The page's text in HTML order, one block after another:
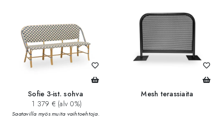
Sofie 3-ist. sohva
1 379 € (alv 0%)
Saatavilla myös muita vaihtoehtoja.
Mesh terassiaita